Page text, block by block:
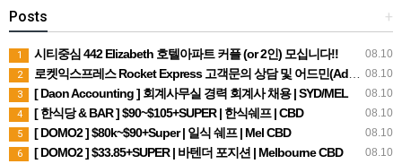
+
Posts
08.10
1 시티중심 442 Elizabeth 호텔아파트 커플 (or 2인) 모십니다!!
08.10
2 로켓익스프레스 Rocket Express 고객문의 상담 및 어드민(Admin) 직원을 모집합니다.
08.10
3 [ Daon Accounting ] 회계사무실 경력 회계사 채용 | SYD/MEL
08.10
4 [ 한식당 & BAR ] $90~$105+SUPER | 한식쉐프 | CBD
08.10
5 [ DOMO2 ] $80k~$90+Super | 일식 쉐프 | Mel CBD
08.10
6 [ DOMO2 ] $33.85+SUPER | 바텐더 포지션 | Melbourne CBD